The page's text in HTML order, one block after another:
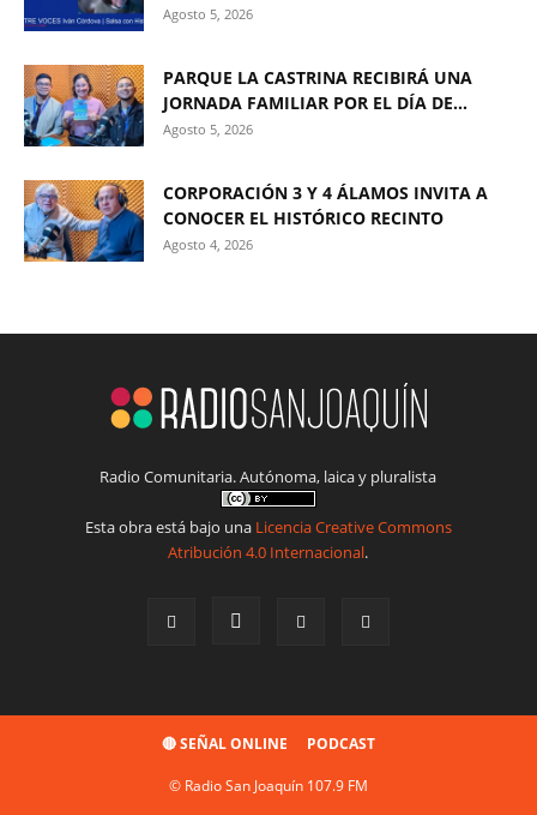
Agosto 5, 2026
PARQUE LA CASTRINA RECIBIRÁ UNA
JORNADA FAMILIAR POR EL DÍA DE...
Agosto 5, 2026
CORPORACIÓN 3 Y 4 ÁLAMOS INVITA A
CONOCER EL HISTÓRICO RECINTO
Agosto 4, 2026
Radio Comunitaria. Autónoma, laica y pluralista
Esta obra está bajo una Licencia Creative Commons
Atribución 4.0 Internacional.
🔴 SEÑAL ONLINE PODCAST
© Radio San Joaquín 107.9 FM